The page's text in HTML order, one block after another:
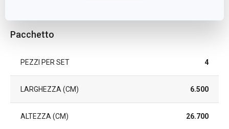
Pacchetto
PEZZI PER SET 4
LARGHEZZA (CM) 6.500
ALTEZZA (CM) 26.700